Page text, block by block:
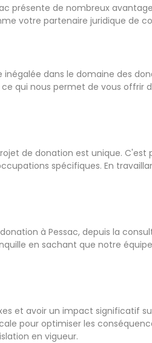
présente de nombreux
votre partenaire juridique de
dans le domaine des
qui nous permet de vous
de donation est unique.
spécifiques. En
à Pessac, depuis la
en sachant que notre
et avoir un impact significatif
pour optimiser les
en vigueur.